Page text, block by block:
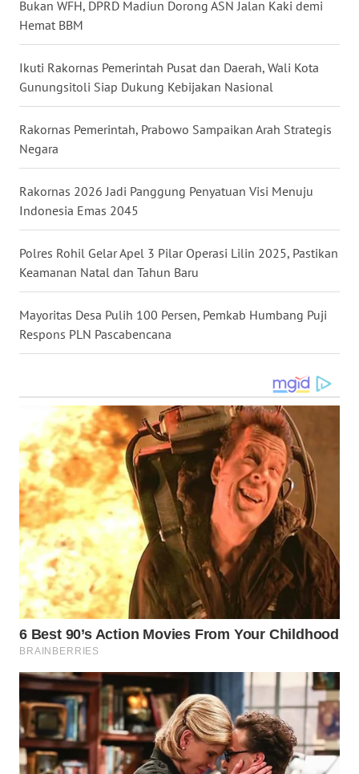
Bukan WFH, DPRD Madiun Dorong ASN Jalan Kaki demi
Hemat BBM
Ikuti Rakornas Pemerintah Pusat dan Daerah, Wali Kota
Gunungsitoli Siap Dukung Kebijakan Nasional
Rakornas Pemerintah, Prabowo Sampaikan Arah Strategis
Negara
Rakornas 2026 Jadi Panggung Penyatuan Visi Menuju
Indonesia Emas 2045
Polres Rohil Gelar Apel 3 Pilar Operasi Lilin 2025, Pastikan
Keamanan Natal dan Tahun Baru
Mayoritas Desa Pulih 100 Persen, Pemkab Humbang Puji
Respons PLN Pascabencana
WN
KALSEL
WN
KALTIM
WN
SULSEL
WN
GORONTALO
WN
MALUKU
WN
MALUT
WN
DAIRI
WN
DANAU
TOBA
WN
WN
LANGKAT
WN